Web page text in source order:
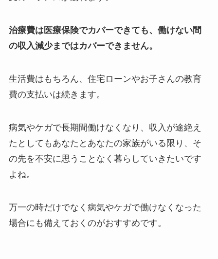
治療費は医療保険でカバーできても、働けない間
の収入減少まではカバーできません。
生活費はもちろん、住宅ローンやお子さんの教育
費の支払いは続きます。
病気やケガで長期間働けなくなり、収入が途絶え
たとしてもあなたとあなたの家族がいる限り、そ
の先を不安に思うことなく暮らしていきたいです
よね。
万一の時だけでなく病気やケガで働けなくなった
場合にも備えておくのがおすすめです。